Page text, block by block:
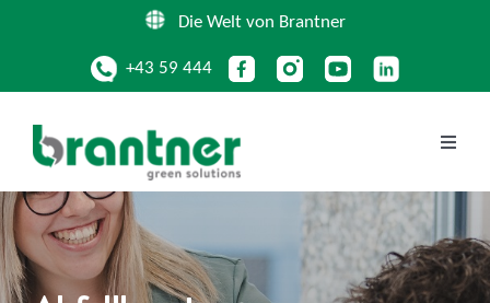
springen
Die Welt von Brantner
+43 59 444
Toggle
UNTERNEHMEN
LEISTUNGEN